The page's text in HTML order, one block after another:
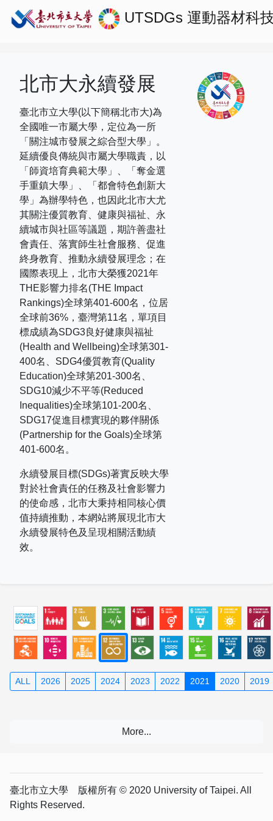
UTSDGs 運動器材科
北市大永續發展
臺北市立大學(以下簡稱北市大)為
全國唯一市屬大學，定位為一所
「關注城市發展之綜合型大學」。
延續優良傳統與市屬大學職責，以
「師資培育典範大學」、「奪金選
手重鎮大學」、「都會特色創新大
學」為辦學特色，也因此北市大尤
其關注優質教育、健康與福祉、永
續城市與社區等議題，期許善盡社
會責任、落實師生社會服務、促進
終身教育、推動永續發展理念；在
國際表現上， 北市大榮獲2021年
THE影響力排名(THE Impact
Rankings)全球第401-600名，位居
全球前36% ，臺灣第11名，單項目
標成績為SDG3良好健康與福祉
(Health and Wellbeing)全球第301-
400名、 SDG4優質教育(Quality
Education)全球第201-300名、
SDG10減少不平等(Reduced
Inequalities)全球第101-200名、
SDG17促進目標實現的夥伴關係
(Partnership for the Goals)全球第
401-600名。
永續發展目標(SDGs)著實反映大學
對於社會責任的任務及社會影響力
的使命感，北市大秉持相同核心價
值持續推動，本網站將展現北市大
永續發展特色及呈現相關活動績
效。
ALL 2026 2025 2024 2023 2022 2021 2020 2019
臺北市立大學 版權所有 © 2020 University of Taipei. All
Rights Reserved.